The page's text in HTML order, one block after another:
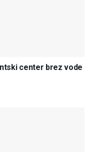
center brez vode